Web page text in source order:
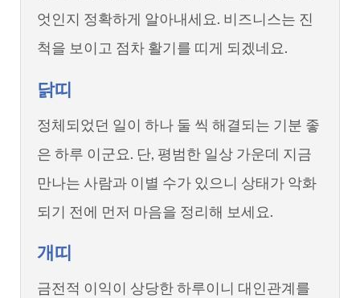
엇인지 정확하게 알아내세요. 비즈니스는 진
척을 보이고 점차 활기를 띠게 되겠네요.
닭띠
정체되었던 일이 하나 둘 씩 해결되는 기분 좋
은 하루 이군요. 단, 평범한 일상 가운데 지금
만나는 사람과 이별 수가 있으니 상태가 악화
되기 전에 먼저 마음을 정리해 보세요.
개띠
금전적 이익이 상당한 하루이니 대인관계를